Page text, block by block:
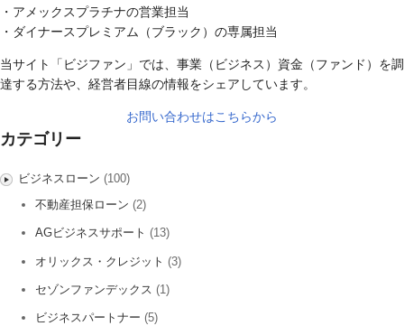
・アメックスプラチナの営業担当
・ダイナースプレミアム（ブラック）の専属担当
当サイト「ビジファン」では、事業（ビジネス）資金（ファンド）を調
達する方法や、経営者目線の情報をシェアしています。
お問い合わせはこちらから
カテゴリー
ビジネスローン (100)
不動産担保ローン (2)
AGビジネスサポート (13)
オリックス・クレジット (3)
セゾンファンデックス (1)
ビジネスパートナー (5)